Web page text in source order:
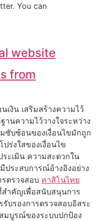
You can
website
from
งิน เสริมสร้างความไว้
านความไว้วางใจระหว่าง
ซับซ้อนของเงื่อนไขมักถูก
ร่งใสของเงื่อนไข
ะเมิน ความสะดวกใน
ประสบการณ์อ้างอิงอย่าง
ตรวจสอบ คาสิโนไทย
ำคัญเพื่อสนับสนุนการ
บรองการตรวจสอบอิสระ
มบูรณ์ของระบบปกป้อง